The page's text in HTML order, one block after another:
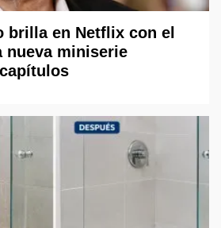
brilla en Netflix con el
nueva miniserie